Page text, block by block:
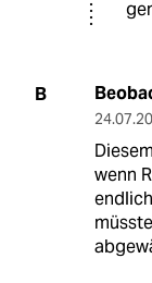
B
wenn